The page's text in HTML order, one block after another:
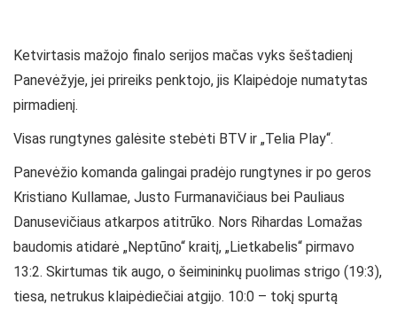
Ketvirtasis mažojo finalo serijos mačas vyks šeštadienį
Panevėžyje, jei prireiks penktojo, jis Klaipėdoje numatytas
pirmadienį.
Visas rungtynes galėsite stebėti BTV ir „Telia Play“.
Panevėžio komanda galingai pradėjo rungtynes ir po geros
Kristiano Kullamae, Justo Furmanavičiaus bei Pauliaus
Danusevičiaus atkarpos atitrūko. Nors Rihardas Lomažas
baudomis atidarė „Neptūno“ kraitį, „Lietkabelis“ pirmavo
13:2. Skirtumas tik augo, o šeimininkų puolimas strigo (19:3),
tiesa, netrukus klaipėdiečiai atgijo. 10:0 – tokį spurtą